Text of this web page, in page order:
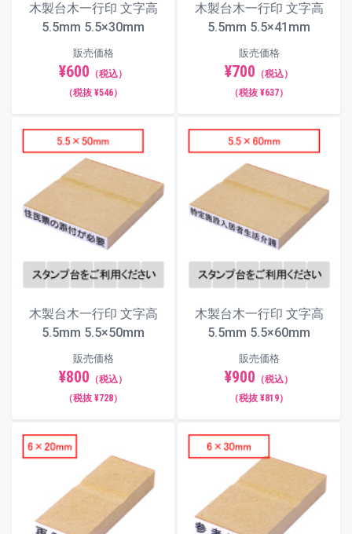
木製台木一行印 文字高
5.5mm 5.5×30mm
販売価格
¥600 （税込）
（税抜 ¥546）
木製台木一行印 文字高
5.5mm 5.5×41mm
販売価格
¥700 （税込）
（税抜 ¥637）
木製台木一行印 文字高
5.5mm 5.5×50mm
販売価格
¥800 （税込）
（税抜 ¥728）
木製台木一行印 文字高
5.5mm 5.5×60mm
販売価格
¥900 （税込）
（税抜 ¥819）